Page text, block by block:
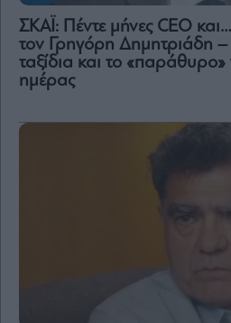
ΣΚΑΪ: Πέντε μήνες CEO και…
τον Γρηγόρη Δημητριάδη
ταξίδια και το «παράθυρο»
ημέρας